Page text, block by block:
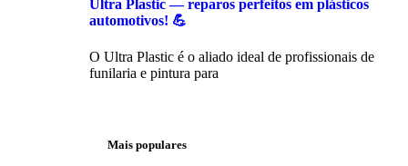
Ultra Plastic — reparos perfeitos em plásticos
automotivos! 💪
O Ultra Plastic é o aliado ideal de profissionais de
funilaria e pintura para
Mais populares